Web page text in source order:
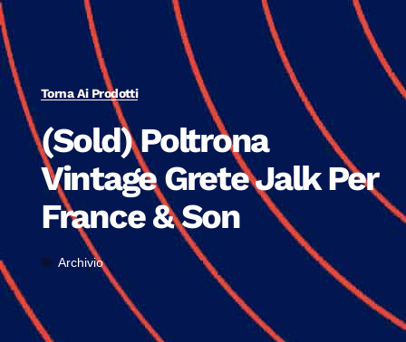
Torna Ai Prodotti
(Sold) Poltrona
Vintage Grete Jalk Per
France & Son
Archivio